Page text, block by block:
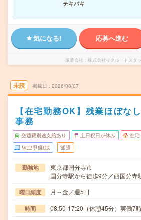
テキパキ
気になる! 応募へ進む
派遣会社 株式会社リクルートスタ
未読 掲載日 2026/08/07
【在宅勤務OK】残業ほぼな
事務
交通費別途支給あり 土日祝日が休み 在宅
WEB登録OK 派遣
勤務地
東京都国分寺市
国分寺駅から徒歩9分／西国分寺
曜日頻度 月～金／週5日
時間 08:50-17:20（休憩45分）実働7